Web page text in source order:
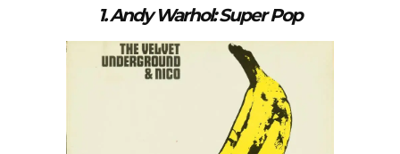
1.Andy Warhol: Super Pop